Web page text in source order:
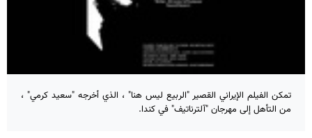
تمكن الفيلم الإيراني القصير "الربيع ليس هنا" ، الذي أخرجه "سعيد كرمي" ،
من التأهل إلى مهرجان "آلترناتيف" في كندا.